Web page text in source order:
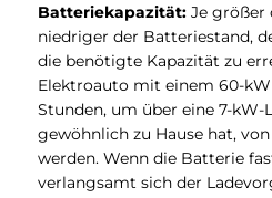
Batteriekapazität:Je größer
niedriger der Batteriestand,
die benötigte Kapazität zu
Elektroauto mit einem 60-
Stunden, um über eine 7-kW-
gewöhnlich zu Hause hat,
werden. Wenn die Batterie
verlangsamt sich der